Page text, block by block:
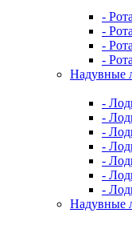
-
-
-
-
Надувные
-
-
-
-
-
-
-
Надувные